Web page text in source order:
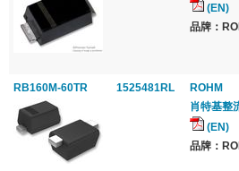
(EN)
品牌：
RB160M-60TR 1525481RL
ROHM
肖特基整
(EN)
品牌：